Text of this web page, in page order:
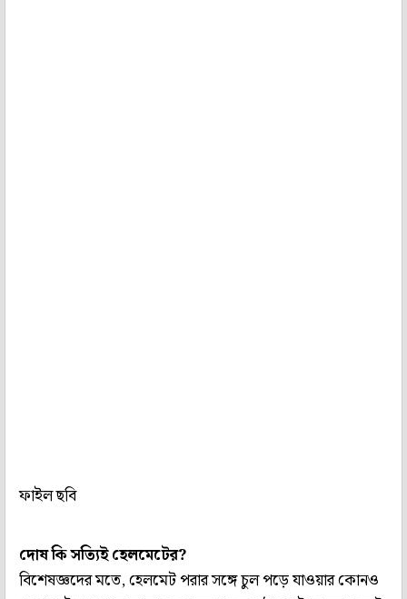
ফাইল ছবি
দোষ কি সত্যিই হেলমেটের?
বিশেষজ্ঞদের মতে, হেলমেট পরার সঙ্গে চুল পড়ে যাওয়ার কোনও